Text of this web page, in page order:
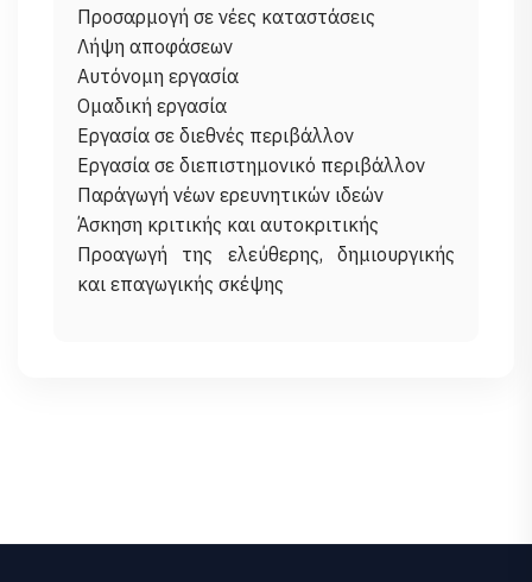
Προσαρμογή σε νέες καταστάσεις
Λήψη αποφάσεων
Αυτόνομη εργασία
Ομαδική εργασία
Εργασία σε διεθνές περιβάλλον
Εργασία σε διεπιστημονικό περιβάλλον
Παράγωγή νέων ερευνητικών ιδεών
Άσκηση κριτικής και αυτοκριτικής
Προαγωγή της ελεύθερης, δημιουργικής